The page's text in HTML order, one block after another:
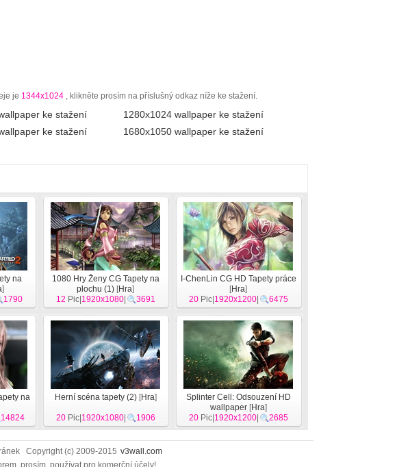
je 1344x1024 , klikněte prosím na příslušný odkaz níže ke stažení.
ke stažení
1280x1024 wallpaper ke stažení
ke stažení
1680x1050 wallpaper ke stažení
na
]
1790
1080 Hry Ženy CG Tapety na
plochu (1) [Hra]
12 Pic| 1920x1080| 3691
I-ChenLin CG HD Tapety práce
[Hra]
20Pic| 1920x1200| 6475
na
14824
Herní scéna tapety (2)[Hra]
20Pic| 1920x1080| 1906
Splinter Cell: Odsouzení HD
wallpaper[Hra]
20Pic| 1920x1200| 2685
Copyright (c) 2009-2015 v3wall.com
prosím, používat pro komerční účely!